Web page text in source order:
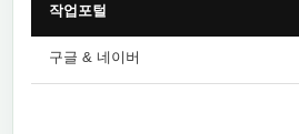
작업포털
구글 & 네이버